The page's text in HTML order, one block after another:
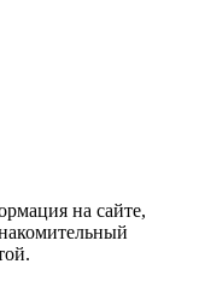
на сайте,